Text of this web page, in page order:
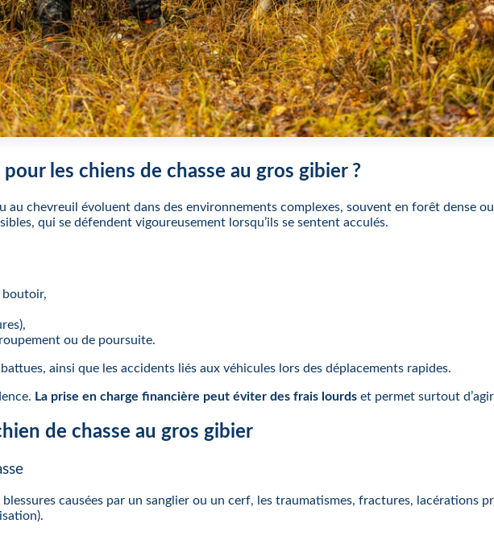
les chiens de chasse au gros gibier ?
au chevreuil évoluent dans des environnements complexes, souvent en forêt dense
qui se défendent vigoureusement lorsqu’ils se sentent acculés.
boutoir,
ou de poursuite.
ainsi que les accidents liés aux véhicules lors des déplacements rapides.
La prise en charge financière peut éviter des frais lourds et permet surtout
de chasse au gros gibier
causées par un sanglier ou un cerf, les traumatismes, fractures, lacérations